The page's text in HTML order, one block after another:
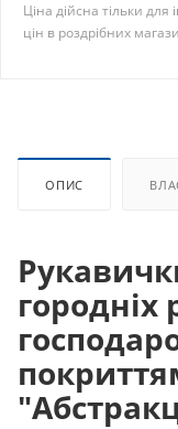
Ціна дійсна тільки для
цін в роздрібних
ОПИС
городніх